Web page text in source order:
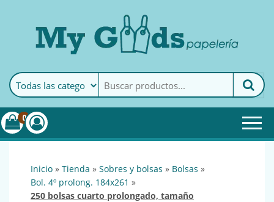
MyGoods · PapeleríaMy Goods es tu papelería
online de confianza. Podrás
encontrar todo lo necesario
0
inicio » tienda » sobres y bolsas » bolsas »
bol. 4º prolong. 184x261 »
250 bolsas cuarto prolongado, tamaño